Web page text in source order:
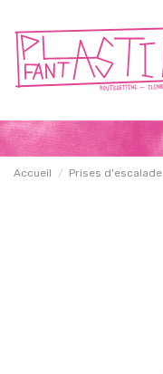
Accueil Prises d'escalade